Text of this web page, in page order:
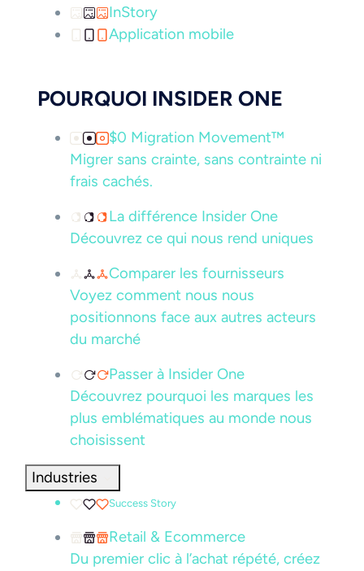
InStory
Application mobile
POURQUOI INSIDER ONE
$0 Migration Movement™
Migrer sans crainte, sans contrainte ni
frais cachés.
La différence Insider One
Découvrez ce qui nous rend uniques
Comparer les fournisseurs
Voyez comment nous nous
positionnons face aux autres acteurs
du marché
Passer à Insider One
Découvrez pourquoi les marques les
plus emblématiques au monde nous
choisissent
Industries
Success Story
Retail & Ecommerce
Du premier clic à l’achat répété, créez